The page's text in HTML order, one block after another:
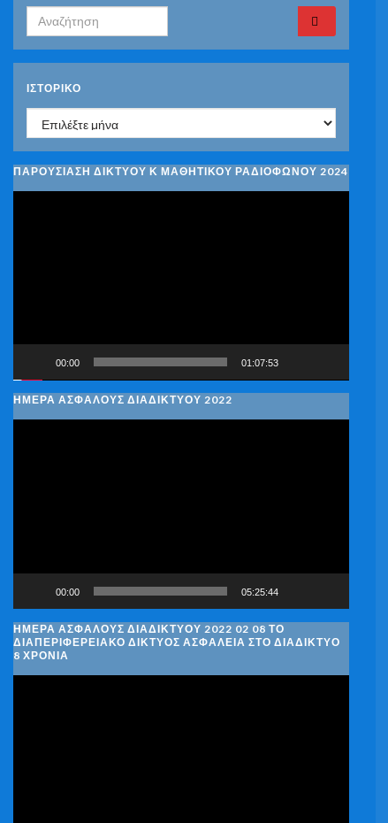
Search for:
ΙΣΤΟΡΙΚΌ
Ιστορικό
ΠΑΡΟΥΣΙΑΣΗ ΔΙΚΤΥΟΥ Κ ΜΑΘΗΤΙΚΟΥ ΡΑΔΙΟΦΩΝΟΥ 2024
00:00 01:07:53
ΗΜΕΡΑ ΑΣΦΑΛΟΥΣ ΔΙΑΔΙΚΤΥΟΥ 2022
00:00 05:25:44
ΗΜΈΡΑ ΑΣΦΑΛΟΎΣ ΔΙΑΔΙΚΤΎΟΥ 2022 02 08 ΤΟ
ΔΙΑΠΕΡΙΦΕΡΕΙΑΚΌ ΔΊΚΤΥΟΣ ΑΣΦΆΛΕΙΑ ΣΤΟ ΔΙΑΔΊΚΤΥΟ
8 ΧΡΌΝΙΑ